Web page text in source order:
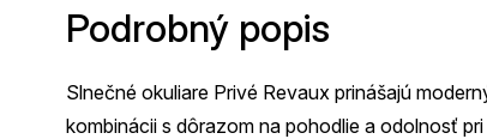
Podrobný popis
Slnečné okuliare Privé Revaux prinášajú
kombinácii s dôrazom na pohodlie a odolnosť